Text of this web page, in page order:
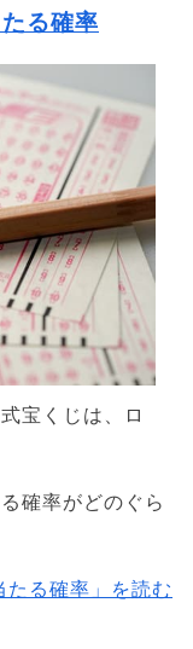
る確率
宝くじは、ロ
確率がどのぐら
たる確率」を読む